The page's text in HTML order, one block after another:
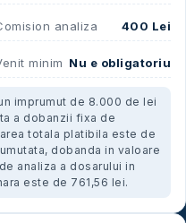
analiza 400 Lei
minim Nu e obligatoriu
imprumut de 8.000 de lei
a dobanzii fixa de
totala platibila este de
dobanda in valoare
analiza a dosarului in
este de 761,56 lei.